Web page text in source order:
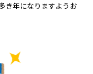
き年になりますようお